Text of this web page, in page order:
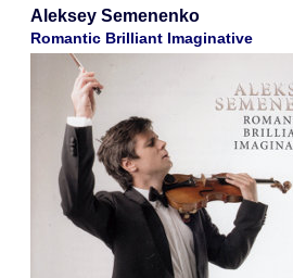
Aleksey Semenenko
Romantic Brilliant Imaginative